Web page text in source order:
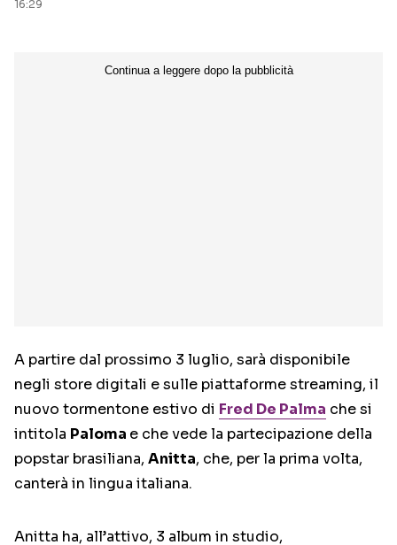
16:29
A partire dal prossimo 3 luglio, sarà disponibile
negli store digitali e sulle piattaforme streaming, il
nuovo tormentone estivo di Fred De Palma che si
intitola Paloma e che vede la partecipazione della
popstar brasiliana, Anitta, che, per la prima volta,
canterà in lingua italiana.
Anitta ha, all’attivo, 3 album in studio,